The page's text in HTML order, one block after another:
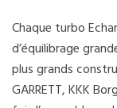
Chaque turbo
d’équilibrage
plus grands
GARRETT, KKK